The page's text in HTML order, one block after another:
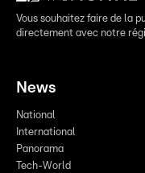
Vous souhaitez faire de la
directement avec notre
News
National
International
Panorama
Tech-World